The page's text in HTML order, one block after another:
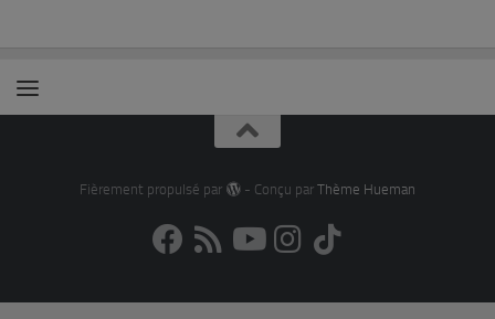
Fièrement propulsé par - Conçu par Thème Hueman